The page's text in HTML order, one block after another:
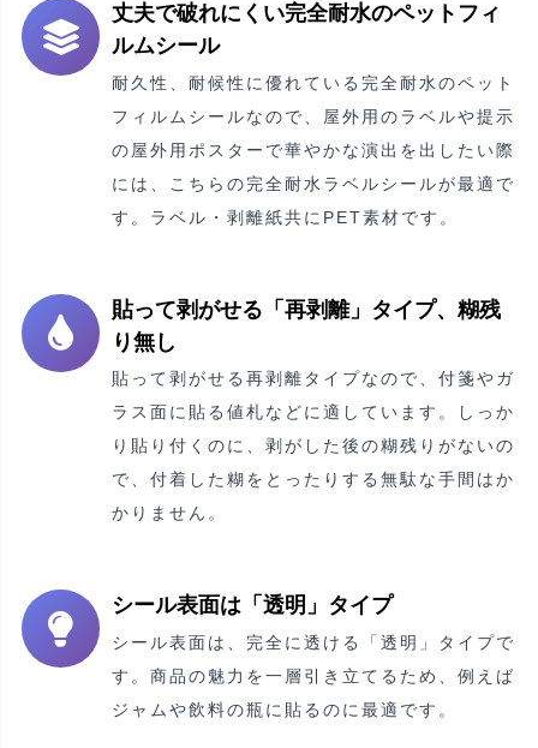
丈夫で破れにくい完全耐水のペットフィ
ルムシール
耐久性、耐候性に優れている完全耐水のペット
フィルムシールなので、屋外用のラベルや提示
の屋外用ポスターで華やかな演出を出したい際
には、こちらの完全耐水ラベルシールが最適で
す。ラベル・剥離紙共にPET素材です。
貼って剥がせる「再剥離」タイプ、糊残
り無し
貼って剥がせる再剥離タイプなので、付箋やガ
ラス面に貼る値札などに適しています。しっか
り貼り付くのに、剥がした後の糊残りがないの
で、付着した糊をとったりする無駄な手間はか
かりません。
シール表面は「透明」タイプ
シール表面は、完全に透ける「透明」タイプで
す。商品の魅力を一層引き立てるため、例えば
ジャムや飲料の瓶に貼るのに最適です。